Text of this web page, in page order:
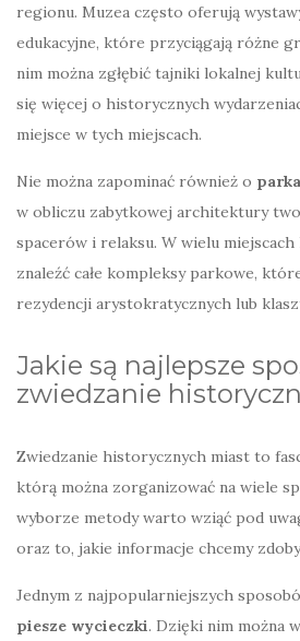
regionu. Muzea często oferują
edukacyjne, które przyciągają różne
nim można zgłębić tajniki lokalnej
się więcej o historycznych
miejsce w tych miejscach.
Nie można zapominać również o
w obliczu zabytkowej architektury
spacerów i relaksu. W wielu
znaleźć całe kompleksy parkowe,
rezydencji arystokratycznych lub
Jakie są najlepsze
zwiedzanie
Zwiedzanie historycznych miast to
którą można zorganizować na wiele
wyborze metody warto wziąć pod
oraz to, jakie informacje chcemy
Jednym z najpopularniejszych
piesze wycieczki. Dzięki nim można